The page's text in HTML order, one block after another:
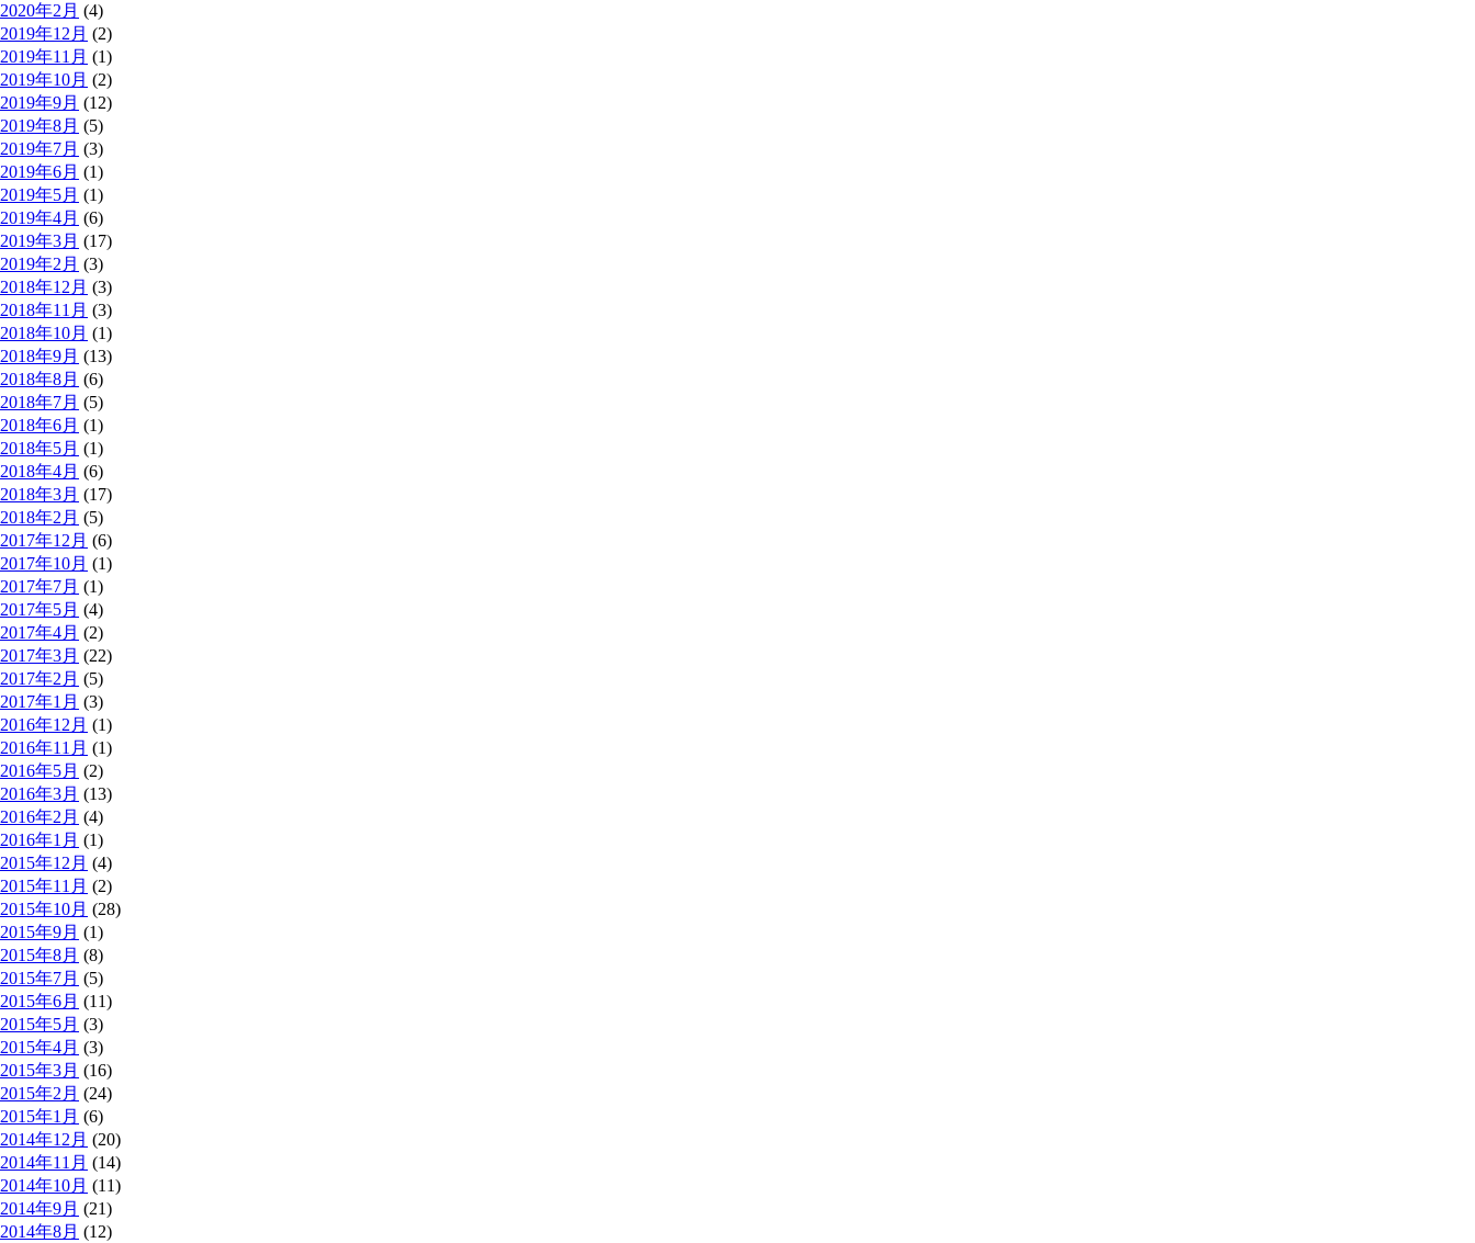
2020年2月 (4)
2019年12月 (2)
2019年11月 (1)
2019年10月 (2)
2019年9月 (12)
2019年8月 (5)
2019年7月 (3)
2019年6月 (1)
2019年5月 (1)
2019年4月 (6)
2019年3月 (17)
2019年2月 (3)
2018年12月 (3)
2018年11月 (3)
2018年10月 (1)
2018年9月 (13)
2018年8月 (6)
2018年7月 (5)
2018年6月 (1)
2018年5月 (1)
2018年4月 (6)
2018年3月 (17)
2018年2月 (5)
2017年12月 (6)
2017年10月 (1)
2017年7月 (1)
2017年5月 (4)
2017年4月 (2)
2017年3月 (22)
2017年2月 (5)
2017年1月 (3)
2016年12月 (1)
2016年11月 (1)
2016年5月 (2)
2016年3月 (13)
2016年2月 (4)
2016年1月 (1)
2015年12月 (4)
2015年11月 (2)
2015年10月 (28)
2015年9月 (1)
2015年8月 (8)
2015年7月 (5)
2015年6月 (11)
2015年5月 (3)
2015年4月 (3)
2015年3月 (16)
2015年2月 (24)
2015年1月 (6)
2014年12月 (20)
2014年11月 (14)
2014年10月 (11)
2014年9月 (21)
2014年8月 (12)